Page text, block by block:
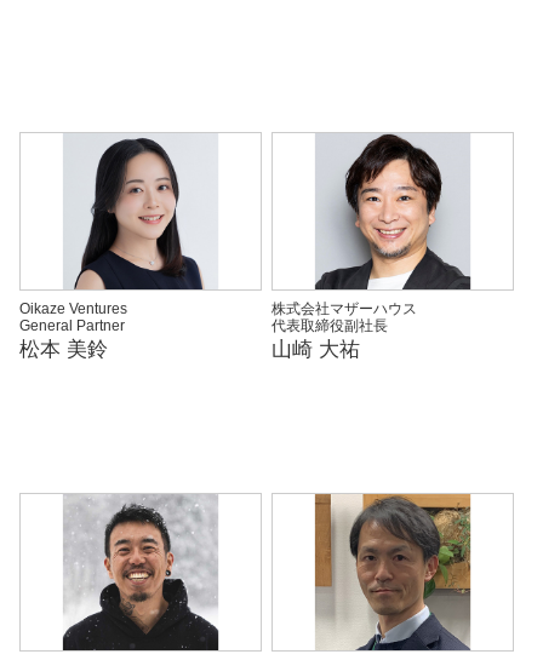
Oikaze Ventures
General Partner
松本 美鈴
株式会社マザーハウス
代表取締役副社長
山崎 大祐